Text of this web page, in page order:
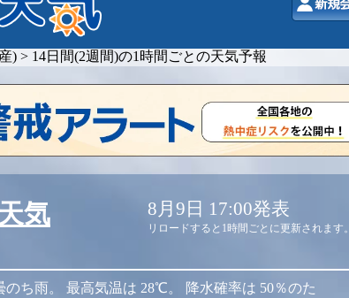
) > 14日間(2週間)の1時間ごとの天気予報
気 8月9日 17:00発表
リロードすると1時間ごとに更新されます。
のち雨。 最高気温は 28℃。 降水確率は 50％のた